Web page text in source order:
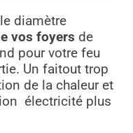
diamètre
vos foyers de
pour votre feu
Un faitout trop
de la chaleur et
électricité plus